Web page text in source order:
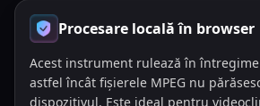
Procesare locală în browser
Acest instrument rulează în
astfel încât fișierele MPEG nu
dispozitivul. Este ideal pentru